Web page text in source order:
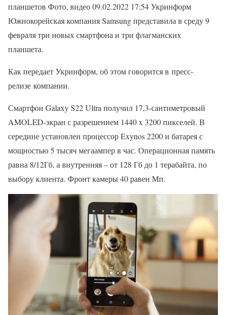
планшетов Фото, видео 09.02.2022 17:54 Укринформ
Южнокорейская компания Samsung представила в среду 9
февраля три новых смартфона и три флагманских
планшета.
Как передает Укринформ, об этом говорится в пресс-
релизе компании.
Смартфон Galaxy S22 Ultra получил 17,3-сантиметровый
AMOLED-экран с разрешением 1440 x 3200 пикселей. В
середине установлен процессор Exynos 2200 и батарея с
мощностью 5 тысяч мегаампер в час. Операционная память
равна 8/12Гб, а внутренняя – от 128 Гб до 1 терабайта, по
выбору клиента. Фронт камеры 40 равен Мп.